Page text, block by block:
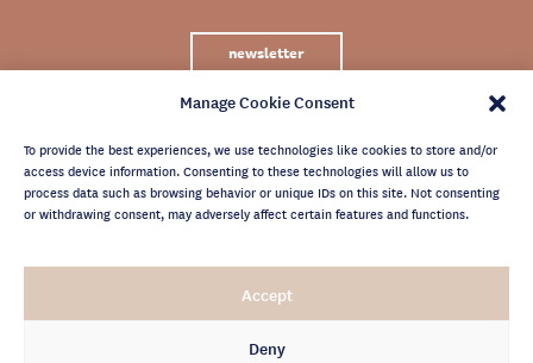
Manage Cookie Consent
To provide the best experiences, we use technologies like cookies to store and/or
access device information. Consenting to these technologies will allow us to
process data such as browsing behavior or unique IDs on this site. Not consenting
or withdrawing consent, may adversely affect certain features and functions.
Accept
Deny
newsletter
MENTIONS LÉGALES
CRÉDITS
POLITIQUE DE CONFIDENTIALITÉ
ARCHIVES NEWSLETTER